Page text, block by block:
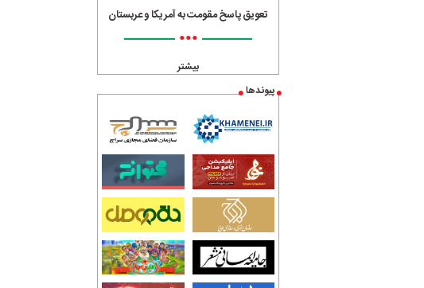
تعویق پاسخ مقومت به آمریکا و عربستان
•••
بیشتر
پیوندها